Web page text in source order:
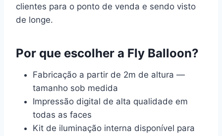
clientes para o ponto de venda e sendo visto
de longe.
Por que escolher a Fly Balloon?
Fabricação a partir de 2m de altura —
tamanho sob medida
Impressão digital de alta qualidade em
todas as faces
Kit de iluminação interna disponível para